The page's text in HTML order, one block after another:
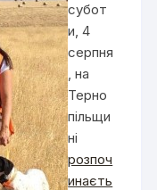
субот
и, 4
серпня
, на
Терно
пільщи
ні
розпоч
инаєть